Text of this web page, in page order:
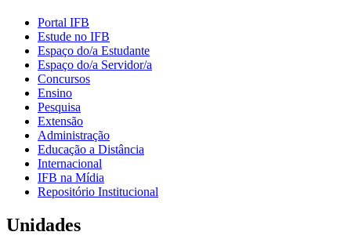
Portal IFB
Estude no IFB
Espaço do/a Estudante
Espaço do/a Servidor/a
Concursos
Ensino
Pesquisa
Extensão
Administração
Educação a Distância
Internacional
IFB na Mídia
Repositório Institucional
Unidades